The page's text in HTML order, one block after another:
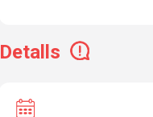
Detalls